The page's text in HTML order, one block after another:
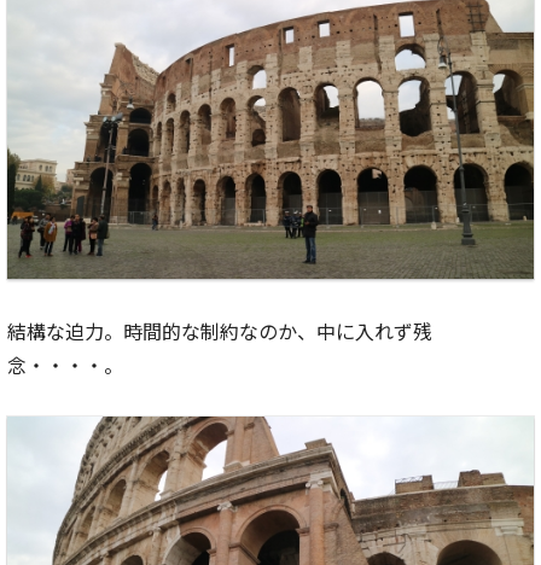
結構な迫力。時間的な制約なのか、中に入れず残
念・・・・。